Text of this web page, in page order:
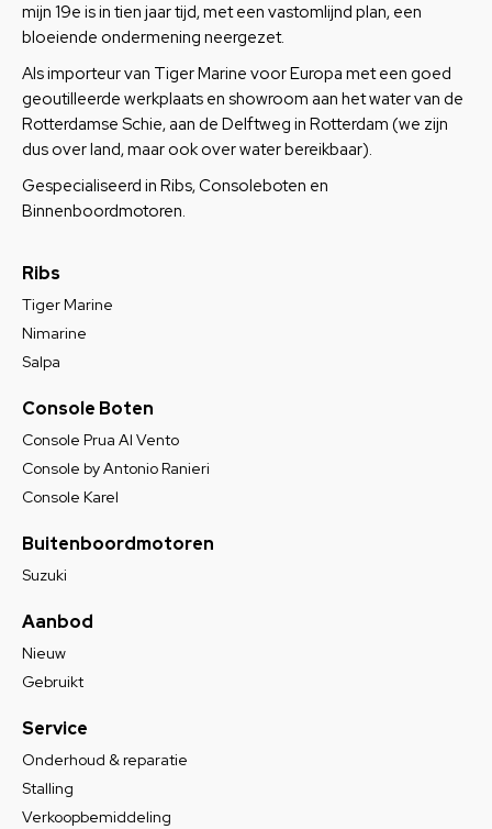
mijn 19e is in tien jaar tijd, met een vastomlijnd plan, een
bloeiende ondermening neergezet.
Als importeur van Tiger Marine voor Europa met een goed
geoutilleerde werkplaats en showroom aan het water van de
Rotterdamse Schie, aan de Delftweg in Rotterdam (we zijn
dus over land, maar ook over water bereikbaar).
Gespecialiseerd in Ribs, Consoleboten en
Binnenboordmotoren.
Ribs
Tiger Marine
Nimarine
Salpa
Console Boten
Console Prua Al Vento
Console by Antonio Ranieri
Console Karel
Buitenboordmotoren
Suzuki
Aanbod
Nieuw
Gebruikt
Service
Onderhoud & reparatie
Stalling
Verkoopbemiddeling